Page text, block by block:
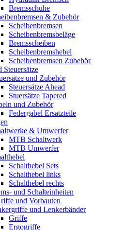
Bremsschuhe
& Zubehör
Scheibenbremsen
Scheibenbremsbeläge
Bremsscheiben
Scheibenbremshebel
Scheibenbremsen Zubehör
Steuersätze
und Zubehör
Steuersätze Ahead
Stuersätze Tapered
und Zubehör
Federgabel Ersatzteile
& Umwerfer
MTB Schaltwerk
MTB Umwerfer
Schalthebel Sets
Schalthebel links
Schalthebel rechts
und Schalteinheiten
und Vorbauten
und Lenkerbänder
Griffe
Ergogriffe